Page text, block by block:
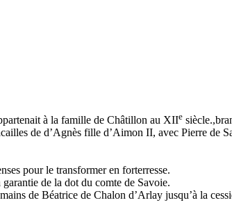
à la famille de Châtillon au XIIe
de d’Agnès fille d’Aimon II, avec Pierre de
pour le transformer en forterresse.
de la dot du comte de Savoie.
de Béatrice de Chalon d’Arlay jusqu’à la